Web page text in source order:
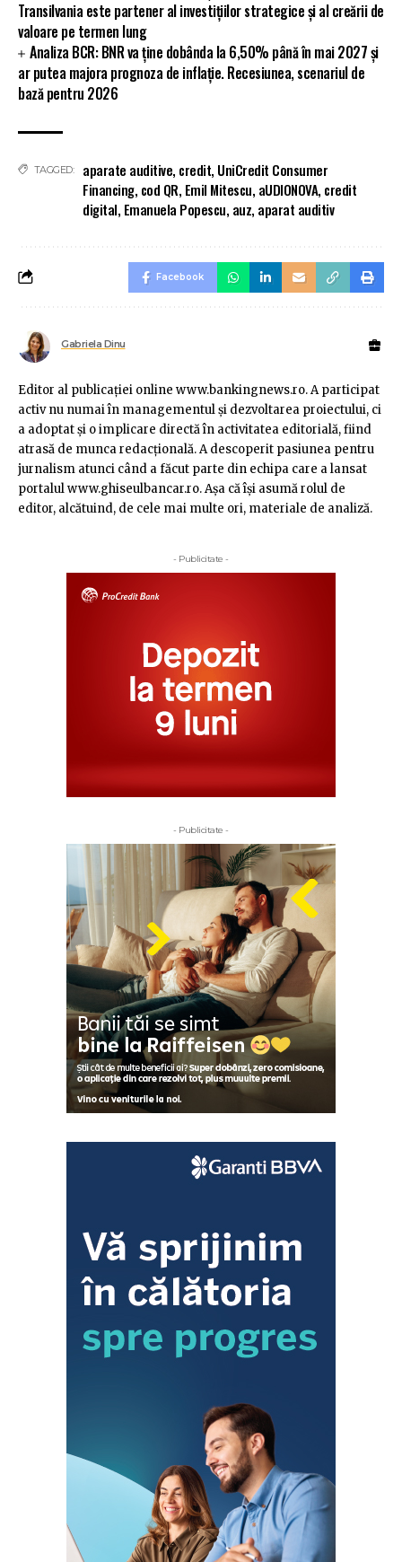
Transilvania este partener al investițiilor strategice și al creării de
valoare pe termen lung
Analiza BCR: BNR va ține dobânda la 6,50% până în mai 2027 și
ar putea majora prognoza de inflație. Recesiunea, scenariul de
bază pentru 2026
TAGGED: aparate auditive, credit, UniCredit Consumer
Financing, cod QR, Emil Mitescu, aUDIONOVA, credit
digital, Emanuela Popescu, auz, aparat auditiv
Facebook
Gabriela Dinu
Editor al publicaţiei online www.bankingnews.ro. A participat
activ nu numai în managementul şi dezvoltarea proiectului, ci
a adoptat şi o implicare directă în activitatea editorială, fiind
atrasă de munca redacţională. A descoperit pasiunea pentru
jurnalism atunci când a făcut parte din echipa care a lansat
portalul www.ghiseulbancar.ro. Așa că îşi asumă rolul de
editor, alcătuind, de cele mai multe ori, materiale de analiză.
- Publicitate -
- Publicitate -